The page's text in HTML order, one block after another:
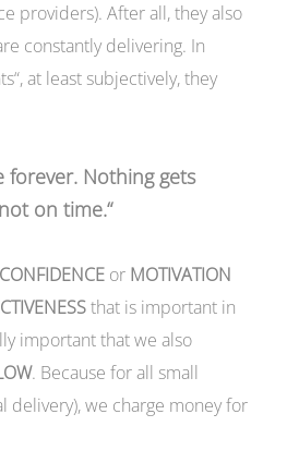
providers). After all, they also
constantly delivering. In
at least subjectively, they
forever. Nothing gets
on time.“
or MOTIVATION
that is important in
important that we also
. Because for all small
delivery), we charge money for